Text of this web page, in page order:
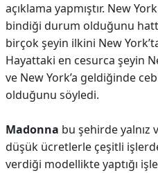
açıklama yapmıştır. New
bindiği durum olduğunu
birçok şeyin ilkini New York’ta
Hayattaki en cesurca şeyin
ve New York’a geldiğinde
olduğunu söyledi.
Madonna bu şehirde yalnız
düşük ücretlerle çeşitli işlerde
verdiği modellikte yaptığı